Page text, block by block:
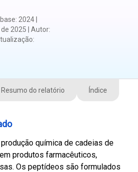
: 2024
2025 Autor:
:
Resumo do relatório Índice
química de cadeias de
produtos farmacêuticos,
Os peptídeos são formulados